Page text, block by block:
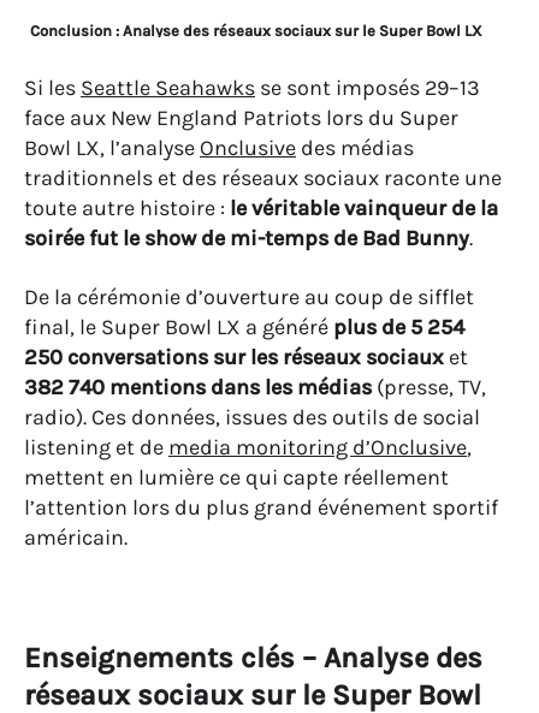
Conclusion : Analyse des réseaux sociaux sur le Super Bowl LX
FAQ : Analyse des réseaux sociaux sur le Super Bowl LX
Si les Seattle Seahawks se sont imposés 29–13
face aux New England Patriots lors du Super
Bowl LX, l’analyse Onclusive des médias
traditionnels et des réseaux sociaux raconte une
toute autre histoire : le véritable vainqueur de la
soirée fut le show de mi-temps de Bad Bunny.
De la cérémonie d’ouverture au coup de sifflet
final, le Super Bowl LX a généré plus de 5 254
250 conversations sur les réseaux sociaux et
382 740 mentions dans les médias(presse, TV,
radio). Ces données, issues des outils de social
listening et de media monitoring d’Onclusive,
mettent en lumière ce qui capte réellement
l’attention lors du plus grand événement sportif
américain.
Enseignements clés – Analyse des
réseaux sociaux sur le Super Bowl